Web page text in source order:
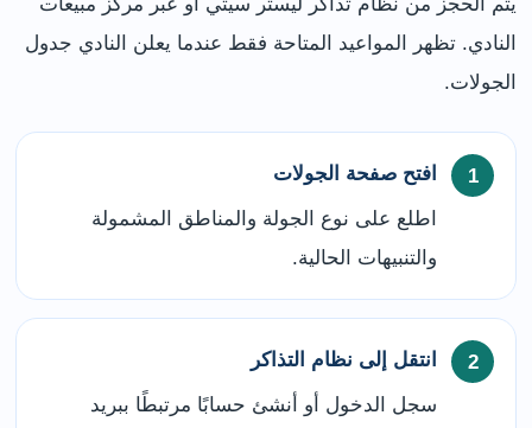
النادي. تظهر المواعيد المتاحة فقط عندما يعلن النادي جدول
الجولات.
افتح صفحة الجولات
اطلع على نوع الجولة والمناطق المشمولة
والتنبيهات الحالية.
انتقل إلى نظام التذاكر
سجل الدخول أو أنشئ حسابًا مرتبطًا ببريد